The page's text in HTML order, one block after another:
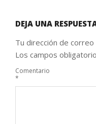
DEJA UNA
Tu dirección de
Los campos
Comentario
*